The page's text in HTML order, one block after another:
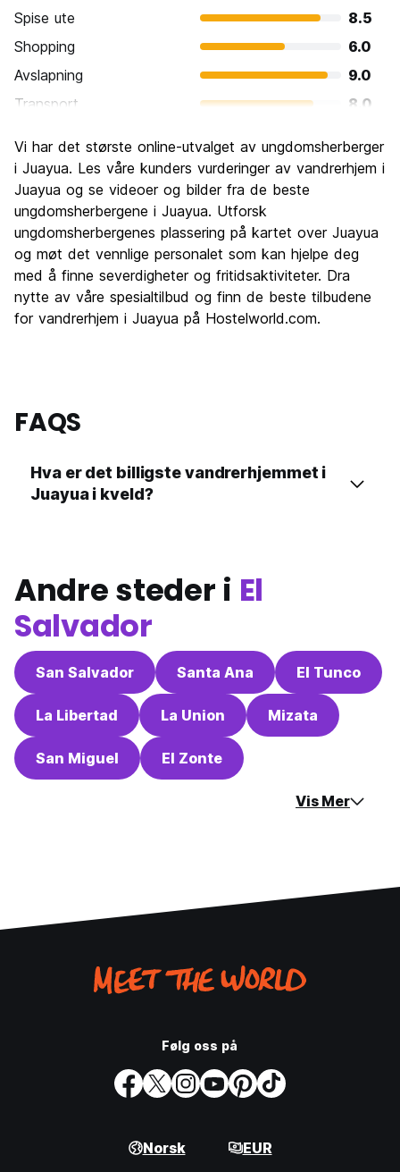
Spise ute
8.5
Shopping
6.0
Avslapning
9.0
Transport
8.0
Kultur
7.5
Feste
Verdi for pengene
Vi har det største online-utvalget av ungdomsherberger
i Juayua. Les våre kunders vurderinger av vandrerhjem i
Juayua og se videoer og bilder fra de beste
ungdomsherbergene i Juayua. Utforsk
ungdomsherbergenes plassering på kartet over Juayua
og møt det vennlige personalet som kan hjelpe deg
med å finne severdigheter og fritidsaktiviteter. Dra
nytte av våre spesialtilbud og finn de beste tilbudene
for vandrerhjem i Juayua på Hostelworld.com.
FAQS
Hva er det billigste vandrerhjemmet i
Juayua i kveld?
Andre steder i El
Salvador
San Salvador Santa Ana El Tunco
La Libertad La Union Mizata
San Miguel El Zonte
Vis Mer
Følg oss på
Norsk EUR